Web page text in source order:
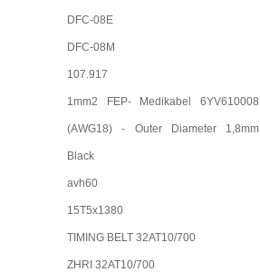
DFC-08E
DFC-08M
107.917
1mm2 FEP- Medikabel 6YV610008
(AWG18) - Outer Diameter 1,8mm
Black
avh60
15T5x1380
TIMING BELT 32AT10/700
ZHRI 32AT10/700